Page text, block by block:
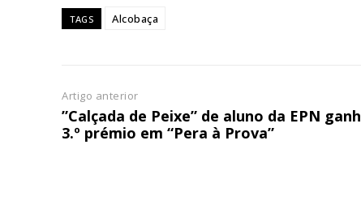
Ofertas para
TAGS Alcobaça
Artigo anterior
”Calçada de Peixe” de aluno da EPN
3.º prémio em “Pera à Prova”